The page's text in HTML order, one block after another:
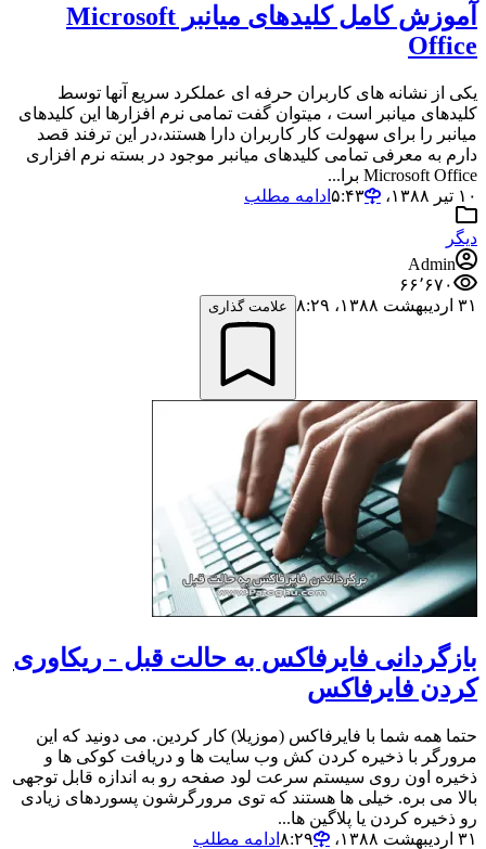
آموزش کامل کلیدهای میانبر Microsoft
Office
یکی از نشانه های کاربران حرفه ای عملکرد سریع آنها توسط
کلیدهای میانبر است ، میتوان گفت تمامی نرم افزارها این کلیدهای
میانبر را برای سهولت کار کاربران دارا هستند،در این ترفند قصد
دارم به معرفی تمامی کلیدهای میانبر موجود در بسته نرم افزاری
Microsoft Office برا...
۱۰ تیر ۱۳۸۸،‏ ۵:۴۳
ادامه مطلب
دیگر
Admin
۶۶٬۶۷۰
۳۱ اردیبهشت ۱۳۸۸،‏ ۸:۲۹
علامت گذاری
بازگردانی فایرفاکس به حالت قبل - ریکاوری
کردن فایرفاکس
حتما همه شما با فایرفاکس (موزیلا) کار کردین. می دونید که این
مرورگر با ذخیره کردن کش وب سایت ها و دریافت کوکی ها و
ذخیره اون روی سیستم سرعت لود صفحه رو به اندازه قابل توجهی
بالا می بره. خیلی ها هستند که توی مرورگرشون پسوردهای زیادی
رو ذخیره کردن یا پلاگین ها...
۳۱ اردیبهشت ۱۳۸۸،‏ ۸:۲۹
ادامه مطلب